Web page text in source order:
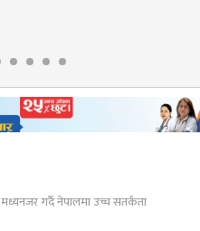
गर्दै नेपालमा उच्च सतर्कता